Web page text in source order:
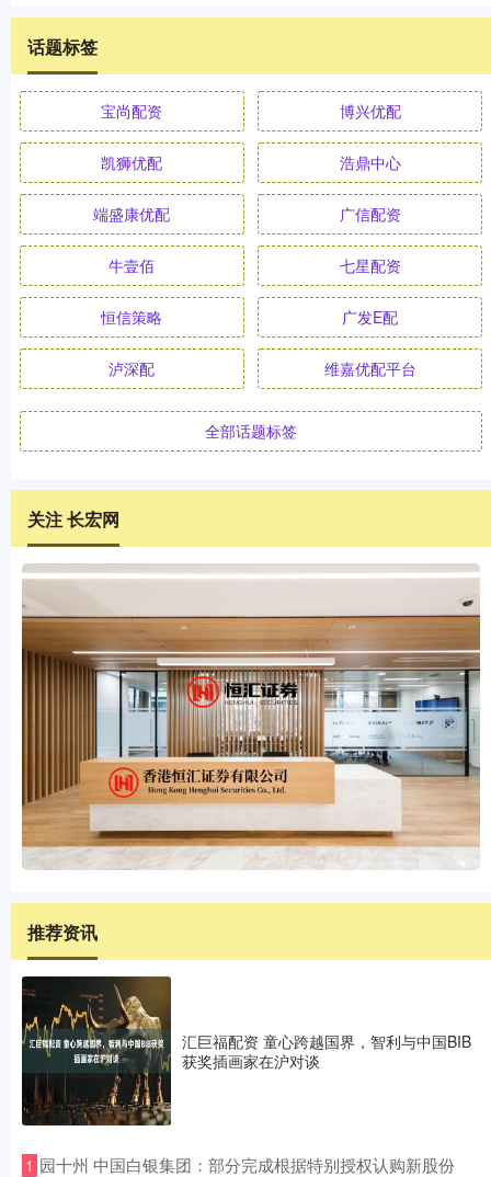
话题标签
宝尚配资 博兴优配
凯狮优配 浩鼎中心
端盛康优配 广信配资
牛壹佰 七星配资
恒信策略 广发E配
泸深配 维嘉优配平台
全部话题标签
关注 长宏网
推荐资讯
汇巨福配资 童心跨越国界，智利与中国BIB
获奖插画家在沪对谈
1 ​园十州 中国白银集团：部分完成根据特别授权认购新股份